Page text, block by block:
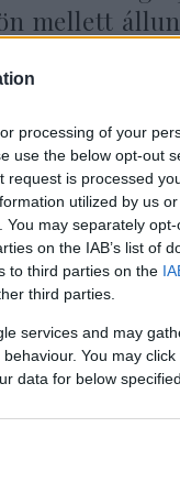
processing of your
use the below opt-out
request is processed
utilized by us
may separately
on the IAB’s list of
to third parties on the
third parties.
services and may
You may
data for below
mellett
vett,
elnök
után azt